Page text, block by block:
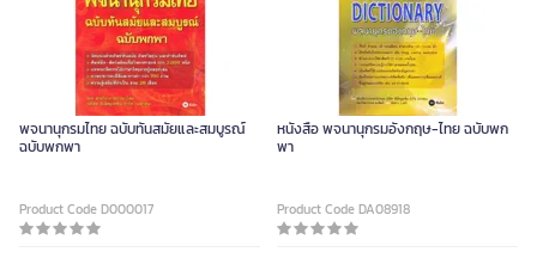
พจนานุกรมไทย ฉบับทันสมัยและสมบูรณ์
ฉบับพกพา
Product Code D000017
หนังสือ พจนานุกรมอังกฤษ-ไทย ฉบับพก
พา
Product Code DA08918